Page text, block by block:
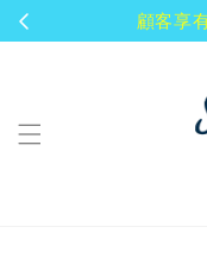
顧客享